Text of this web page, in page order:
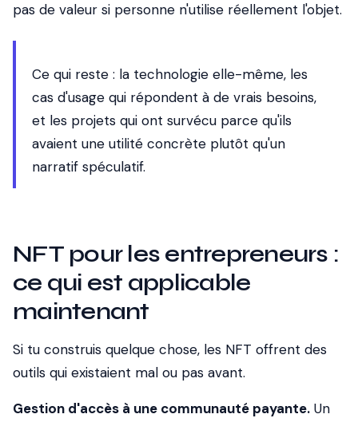
pas de valeur si personne n'utilise réellement l'objet.
Ce qui reste : la technologie elle-même, les
cas d'usage qui répondent à de vrais besoins,
et les projets qui ont survécu parce qu'ils
avaient une utilité concrète plutôt qu'un
narratif spéculatif.
NFT pour les entrepreneurs :
ce qui est applicable
maintenant
Si tu construis quelque chose, les NFT offrent des
outils qui existaient mal ou pas avant.
Gestion d'accès à une communauté payante. Un